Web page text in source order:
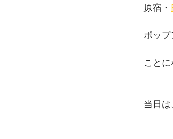
原宿・
ポッ
ことに
当日